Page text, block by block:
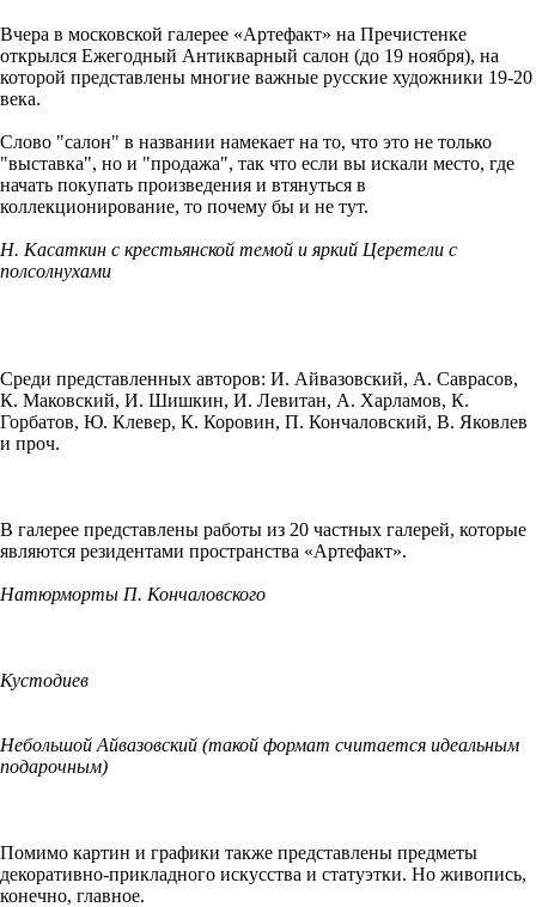
Вчера в московской галерее «Артефакт» на Пречистенке
открылся Ежегодный Антикварный салон (до 19 ноября), на
которой представлены многие важные русские художники 19-20
века.
Слово "салон" в названии намекает на то, что это не только
"выставка", но и "продажа", так что если вы искали место, где
начать покупать произведения и втянуться в
коллекционирование, то почему бы и не тут.
Н. Касаткин с крестьянской темой и яркий Церетели с
полсолнухами
Среди представленных авторов: И. Айвазовский, А. Саврасов,
К. Маковский, И. Шишкин, И. Левитан, А. Харламов, К.
Горбатов, Ю. Клевер, К. Коровин, П. Кончаловский, В. Яковлев
и проч.
В галерее представлены работы из 20 частных галерей, которые
являются резидентами пространства «Артефакт».
Натюрморты П. Кончаловского
Кустодиев
Небольшой Айвазовский (такой формат считается идеальным
подарочным)
Помимо картин и графики также представлены предметы
декоративно-прикладного искусства и статуэтки. Но живопись,
конечно, главное.